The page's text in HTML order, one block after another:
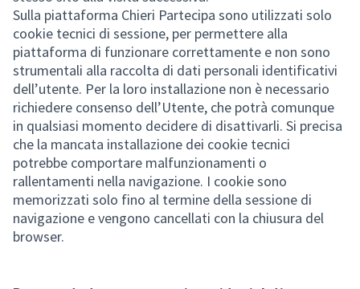
Sulla piattaforma Chieri Partecipa sono utilizzati solo
cookie tecnici di sessione, per permettere alla
piattaforma di funzionare correttamente e non sono
strumentali alla raccolta di dati personali identificativi
dell’utente. Per la loro installazione non è necessario
richiedere consenso dell’Utente, che potrà comunque
in qualsiasi momento decidere di disattivarli. Si precisa
che la mancata installazione dei cookie tecnici
potrebbe comportare malfunzionamenti o
rallentamenti nella navigazione. I cookie sono
memorizzati solo fino al termine della sessione di
navigazione e vengono cancellati con la chiusura del
browser.